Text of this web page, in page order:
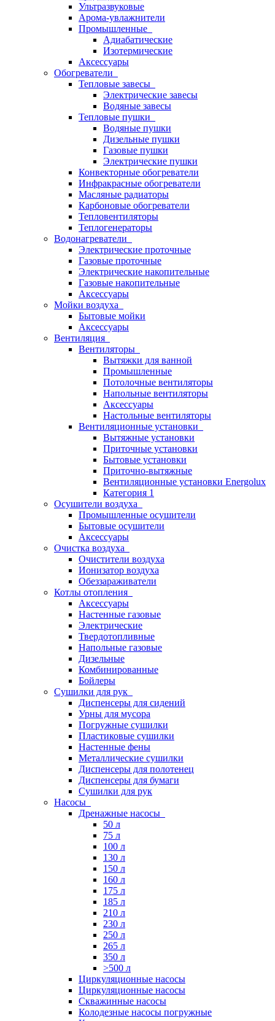
Ультразвуковые
Арома-увлажнители
Промышленныe
Адиабатические
Изотермические
Аксессуары
Обогреватели
Тепловые завесы
Электрические завесы
Водяные завесы
Тепловые пушки
Водяные пушки
Дизельные пушки
Газовые пушки
Электрические пушки
Конвекторные обогреватели
Инфракрасные обогреватели
Масляные радиаторы
Карбоновые обогреватели
Тепловентиляторы
Теплогенераторы
Водонагреватели
Электрические проточные
Газовые проточные
Электрические накопительные
Газовые накопительные
Аксессуары
Мойки воздуха
Бытовые мойки
Аксессуары
Вентиляция
Вентиляторы
Вытяжки для ванной
Промышленные
Потолочные вентиляторы
Напольные вентиляторы
Аксессуары
Настольные вентиляторы
Вентиляционные установки
Вытяжные установки
Приточные установки
Бытовые установки
Приточно-вытяжные
Вентиляционные установки Energolux
Категория 1
Осушители воздуха
Промышленные осушители
Бытовые осушители
Аксессуары
Очистка воздуха
Очистители воздуха
Ионизатор воздуха
Обеззараживатели
Котлы отопления
Аксессуары
Настенные газовые
Электрические
Твердотопливные
Напольные газовые
Дизельные
Комбинированные
Бойлеры
Сушилки для рук
Диспенсеры для сидений
Урны для мусора
Погружные сушилки
Пластиковые сушилки
Настенные фены
Металлические сушилки
Диспенсеры для полотенец
Диспенсеры для бумаги
Сушилки для рук
Насосы
Дренажные насосы
50 л
75 л
100 л
130 л
150 л
160 л
175 л
185 л
210 л
230 л
250 л
265 л
350 л
>500 л
Циркуляционные насосы
Циркуляционные насосы
Скважинные насосы
Колодезные насосы погружные